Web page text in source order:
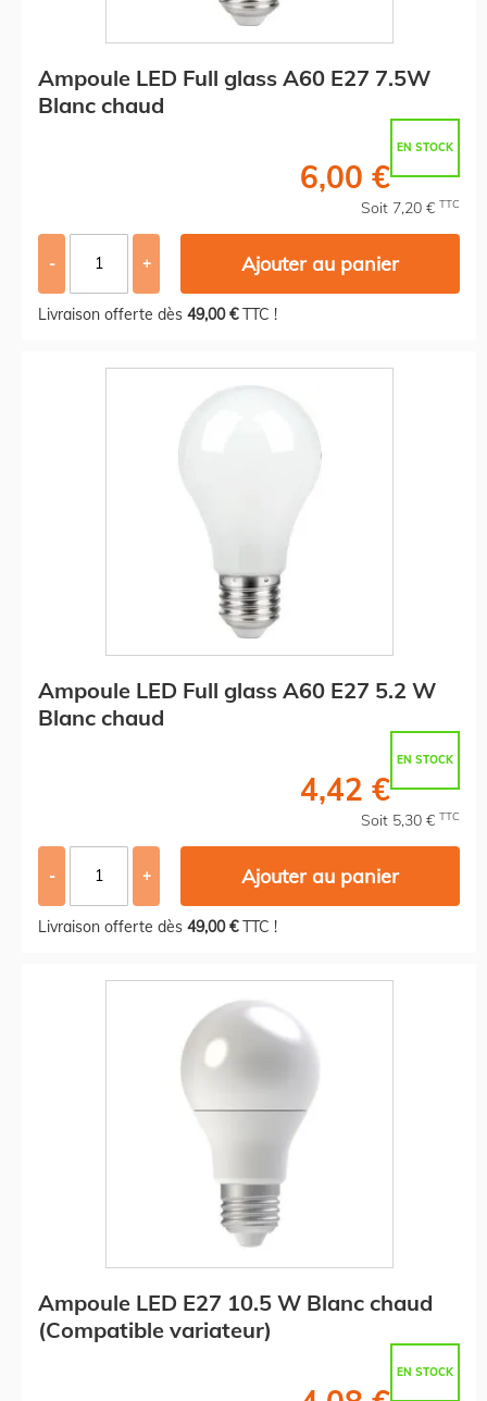
Ampoule LED Full glass A60 E27 7.5W
Blanc chaud
EN STOCK
6,00 €
Soit 7,20 € TTC
- + Ajouter au panier
Livraison offerte dès 49,00 €TTC !
Ampoule LED Full glass A60 E27 5.2 W
Blanc chaud
EN STOCK
4,42 €
Soit 5,30 € TTC
- + Ajouter au panier
Livraison offerte dès 49,00 €TTC !
Ampoule LED E27 10.5 W Blanc chaud
(Compatible variateur)
EN STOCK